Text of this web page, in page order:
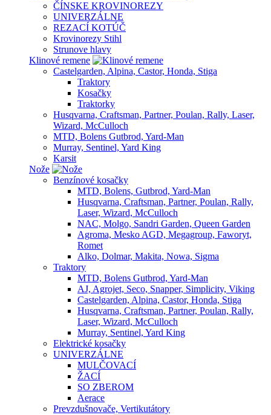
ČÍNSKE KROVINOREZY
UNIVERZÁLNE
REZACÍ KOTÚČ
Krovinorezy Stihl
Strunove hlavy
Klinové remene
Castelgarden, Alpina, Castor, Honda, Stiga
Traktory
Kosačky
Traktorky
Husqvarna, Craftsman, Partner, Poulan, Rally, Laser,
Wizard, McCulloch
MTD, Bolens Gutbrod, Yard-Man
Murray, Sentinel, Yard King
Karsit
Nože
Benzínové kosačky
MTD, Bolens, Gutbrod, Yard-Man
Husqvarna, Craftsman, Partner, Poulan, Rally,
Laser, Wizard, McCulloch
NAC, Molgo, Sandri Garden, Queen Garden
Agroma, Mesko AGD, Megagroup, Faworyt,
Romet
Alko, Dolmar, Makita, Nowa, Sigma
Traktory
MTD, Bolens Gutbrod, Yard-Man
AJ, Agrojet, Seco, Snapper, Simplicity, Viking
Castelgarden, Alpina, Castor, Honda, Stiga
Husqvarna, Craftsman, Partner, Poulan, Rally,
Laser, Wizard, McCulloch
Murray, Sentinel, Yard King
Elektrické kosačky
UNIVERZÁLNE
MULČOVACÍ
ŽACÍ
SO ZBEROM
Aerace
Prevzdušnovače, Vertikutátory